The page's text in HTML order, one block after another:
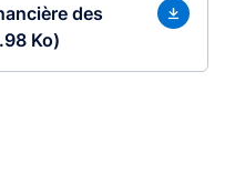
des
Ko)